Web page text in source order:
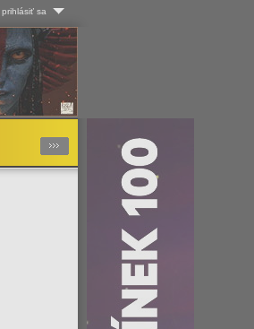
prihlásiť sa
Podrobnosti